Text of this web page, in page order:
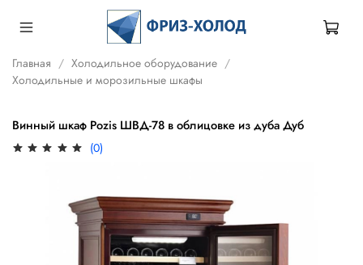
Главная
Холодильное оборудование
Холодильные и морозильные шкафы
Винный шкаф Pozis ШВД-78 в облицовке из дуба Дуб
(0)